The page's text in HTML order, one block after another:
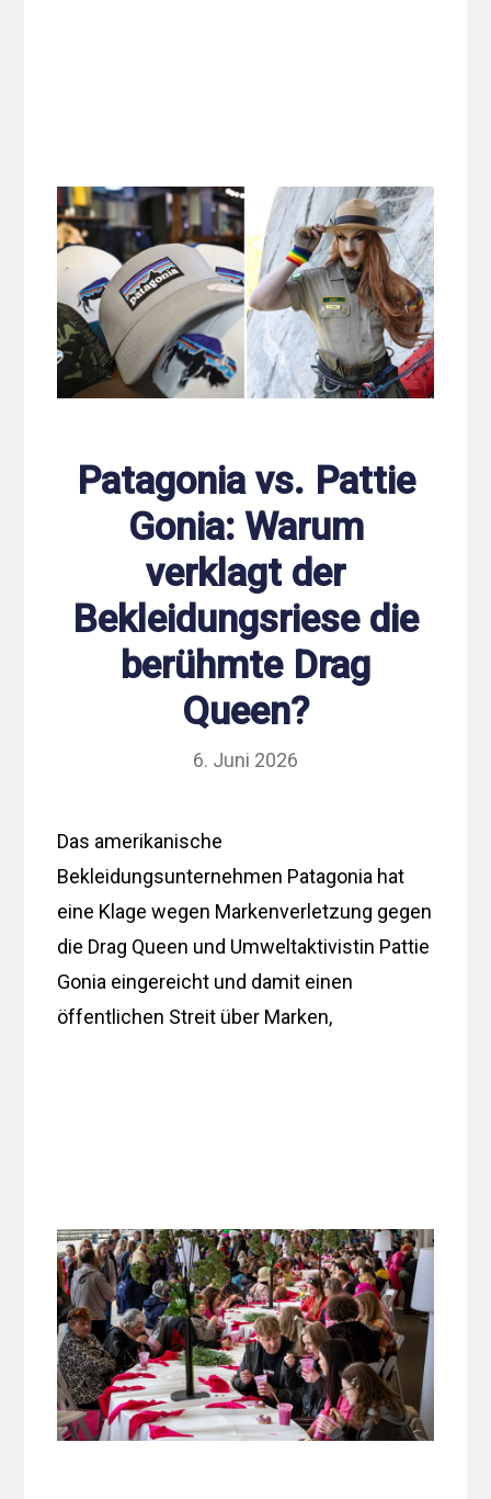
Patagonia vs. Pattie
Gonia: Warum
verklagt der
Bekleidungsriese die
berühmte Drag
Queen?
6. Juni 2026
Das amerikanische
Bekleidungsunternehmen Patagonia hat
eine Klage wegen Markenverletzung gegen
die Drag Queen und Umweltaktivistin Pattie
Gonia eingereicht und damit einen
öffentlichen Streit über Marken,